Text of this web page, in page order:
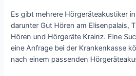
Es gibt mehrere Hörgeräteakustiker
darunter Gut Hören am Elisenpalais,
Hören und Hörgeräte Krainz. Eine
eine Anfrage bei der Krankenkasse
nach einem passenden